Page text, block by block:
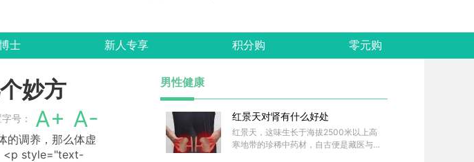
士 新人专享 积分购 零元购
妙方
号： A+ A-
的调养，那么体虚
<p style="text-
男性健康
红景天对肾有什么好处
红景天，这味生长于海拔2500米以上高
寒地带的珍稀中药材，自古便是藏医与中